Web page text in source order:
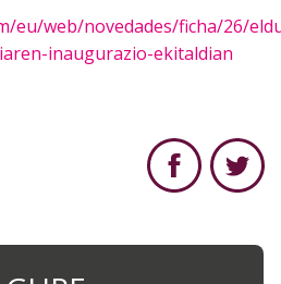
eu/web/novedades/ficha/26/
inaugurazio-ekitaldian